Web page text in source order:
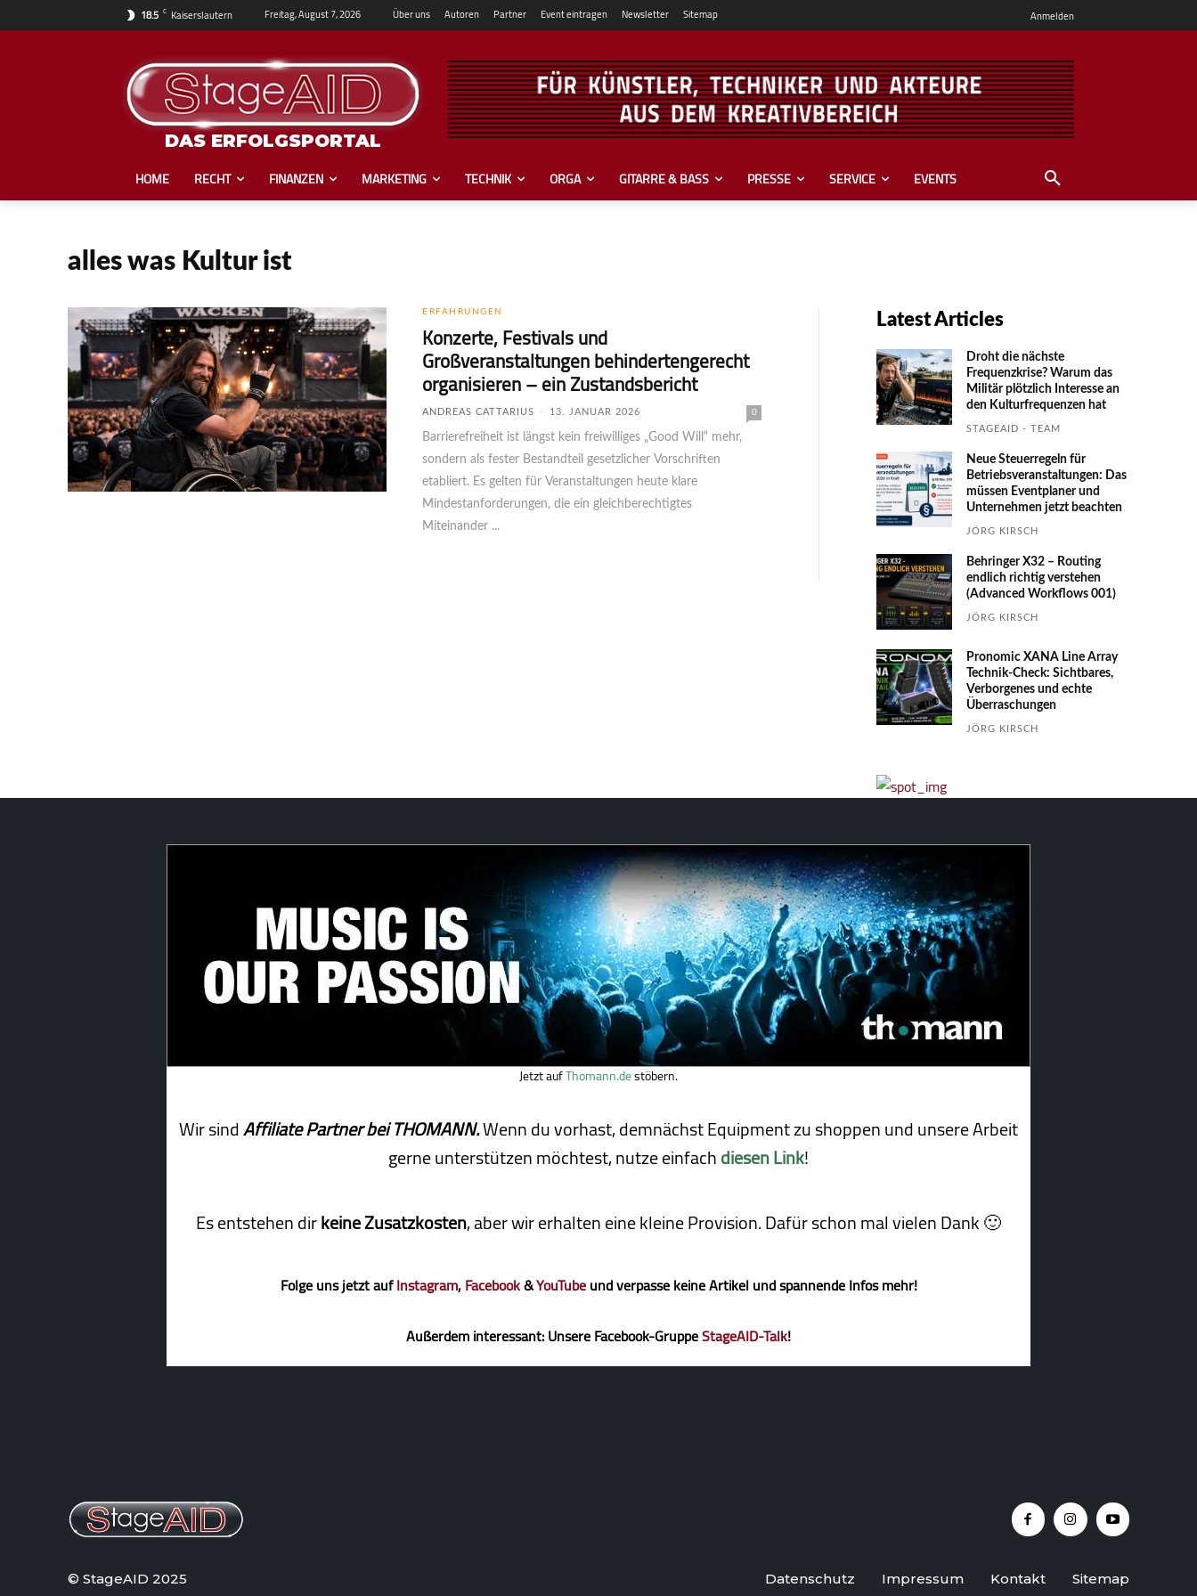
18.5 C Kaiserslautern Freitag, August 7, 2026 Über uns Autoren Partner Event eintragen Newsletter Sitemap Anmelden
DAS ERFOLGSPORTAL
HOME RECHT FINANZEN MARKETING TECHNIK ORGA GITARRE & BASS PRESSE SERVICE EVENTS
alles was Kultur ist
ERFAHRUNGEN
Konzerte, Festivals und
Großveranstaltungen behindertengerecht
organisieren – ein Zustandsbericht
ANDREAS CATTARIUS - 13. JANUAR 2026 0
Barrierefreiheit ist längst kein freiwilliges „Good Will“ mehr,
sondern als fester Bestandteil gesetzlicher Vorschriften
etabliert. Es gelten für Veranstaltungen heute klare
Mindestanforderungen, die ein gleichberechtigtes
Miteinander ...
Latest Articles
Droht die nächste
Frequenzkrise? Warum das
Mili­tär plötzlich Inte­resse an
den Kultur­fre­quen­zen hat
STAGEAID - TEAM
Neue Steuerregeln für
Betriebs­ver­an­stal­tungen: Das
müssen Event­planer und
Unter­nehmen jetzt beachten
JÖRG KIRSCH
Behringer X32 – Routing
endlich richtig verstehen
(Advanced Workflows 001)
JÖRG KIRSCH
Pronomic XANA Line Array
Technik-Check: Sichtbares,
Verborgenes und echte
Überraschungen
JÖRG KIRSCH
Jetzt aufThomann.destöbern.
Wir sindAffiliate Partner bei THOMANN.Wenn du vorhast, demnächst Equipment zu shoppen und unsere Arbeit
gerne unterstützen möchtest, nutze einfachdiesen Link!
Es entstehen dirkeine Zusatzkosten, aber wir erhalten eine kleine Pro­vi­sion. Dafür schon mal vielen Dank 🙂
Folge uns jetzt aufInstagram,Facebook&YouTubeund verpasse keine Artikel und spannende Infos mehr!
Außerdem interessant: Unsere Facebook-GruppeStageAID-Talk!
© StageAID 2025 Datenschutz Impressum Kontakt Sitemap